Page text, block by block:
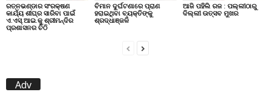
ରତ୍ନଭଣ୍ଡାର ସଂରକ୍ଷଣ
କାର୍ଯ୍ୟ ଶୀଘ୍ର ସାରିବା ପାଇଁ
ଏ.ଏସ୍.ଆଇ.କୁ ଶ୍ରୀମନ୍ଦିର
ପ୍ରଶାସନର ଚିଠି
ବିମାନ ଦୁର୍ଘଟଣାରେ ପ୍ରାଣ
ହରାଇଥିବା ବ୍ୟକ୍ତିଙ୍କୁ
ଶ୍ରଦ୍ଧାଞ୍ଜଳି
ଆଜି ପହିଲି ରଜ : ପଲ୍ଲୀଠାରୁ
ଦିଲ୍ଲୀ ଉତ୍ସବ ମୁଖର
Adv